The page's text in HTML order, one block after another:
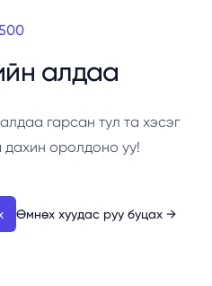
алдаа
гарсан тул та хэсэг
оролдоно уу!
Өмнөх хуудас руу буцах →